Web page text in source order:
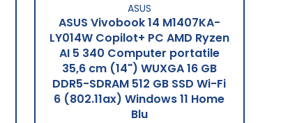
ASUS
ASUS Vivobook 14 M1407KA-
LY014W Copilot+ PC AMD Ryzen
AI 5 340 Computer portatile
35,6 cm (14") WUXGA 16 GB
DDR5-SDRAM 512 GB SSD Wi-Fi
6 (802.11ax) Windows 11 Home
Blu